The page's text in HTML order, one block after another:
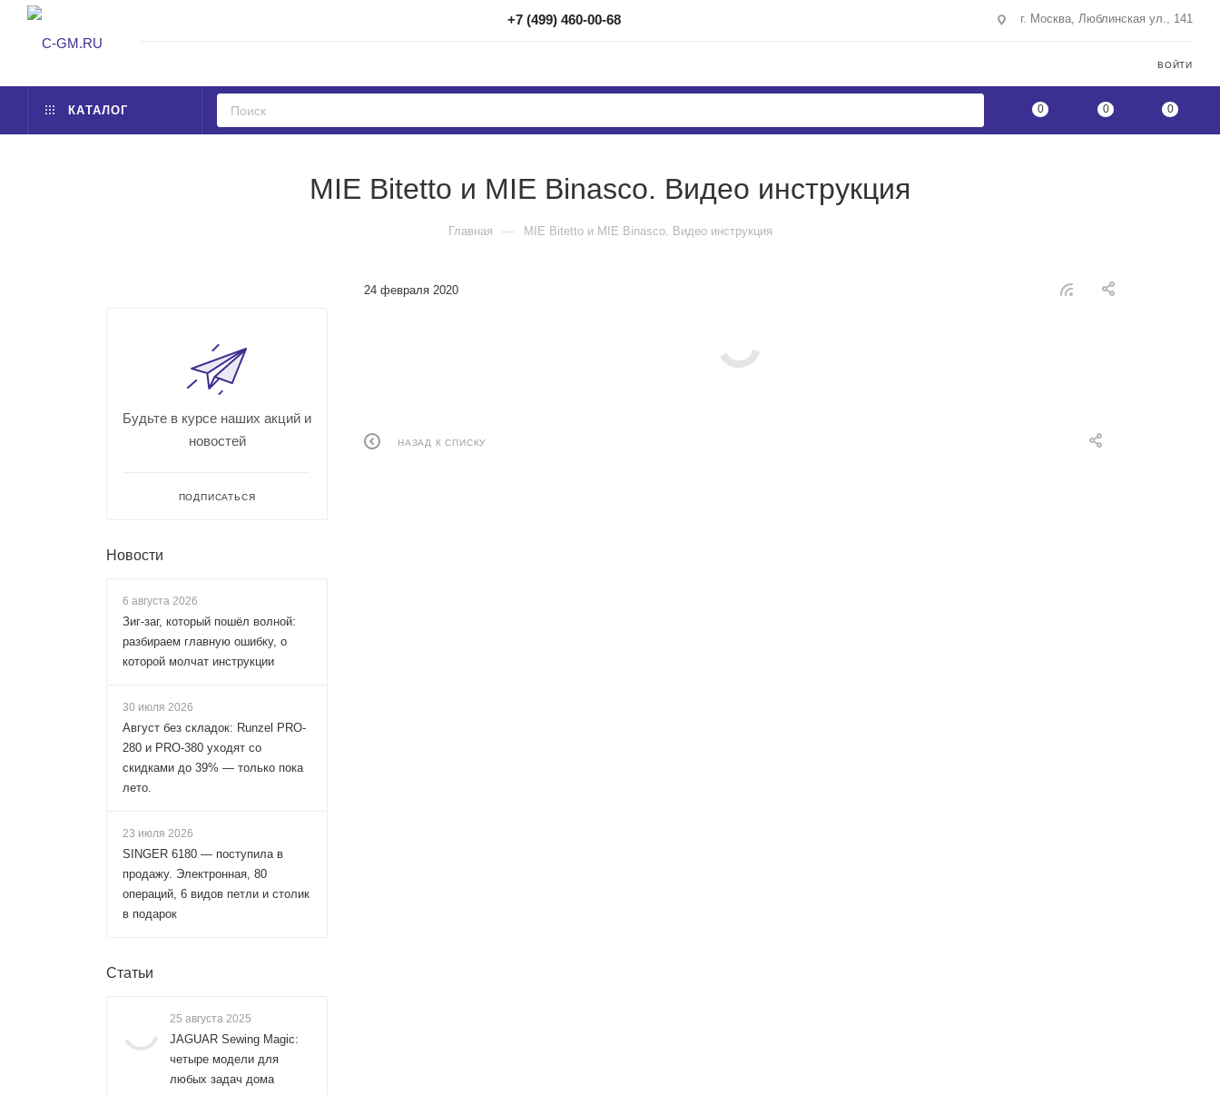
+7 (499) 460-00-68 г. Москва, Люблинская ул., 141
ВОЙТИ
КАТАЛОГ 0 0 0
MIE Bitetto и MIE Binasco. Видео инструкция
Главная — MIE Bitetto и MIE Binasco. Видео инструкция
24 февраля 2020
НАЗАД К СПИСКУ
Будьте в курсе наших акций и
новостей
ПОДПИСАТЬСЯ
Новости
6 августа 2026
Зиг-заг, который пошёл волной:
разбираем главную ошибку, о
которой молчат инструкции
30 июля 2026
Август без складок: Runzel PRO-
280 и PRO-380 уходят со
скидками до 39% — только пока
лето.
23 июля 2026
SINGER 6180 — поступила в
продажу. Электронная, 80
операций, 6 видов петли и столик
в подарок
Статьи
25 августа 2025
JAGUAR Sewing Magic:
четыре модели для
любых задач дома